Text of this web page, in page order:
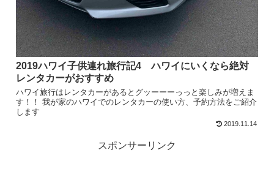
2019ハワイ子供連れ旅行記4 ハワイにいくなら絶対
レンタカーがおすすめ
ハワイ旅行はレンタカーがあるとグッーーーっっと楽しみが増えま
す！！ 我が家のハワイでのレンタカーの使い方、予約方法をご紹介
します
2019.11.14
スポンサーリンク